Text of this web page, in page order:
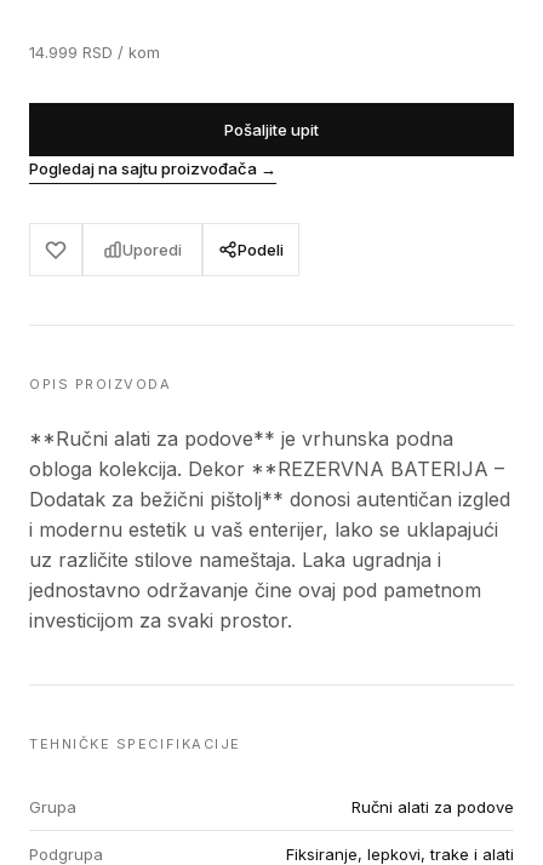
14.999 RSD / kom
Pošaljite upit
Pogledaj na sajtu proizvođača →
Uporedi Podeli
OPIS PROIZVODA
**Ručni alati za podove** je vrhunska podna
obloga kolekcija. Dekor **REZERVNA BATERIJA –
Dodatak za bežični pištolj** donosi autentičan izgled
i modernu estetik u vaš enterijer, lako se uklapajući
uz različite stilove nameštaja. Laka ugradnja i
jednostavno održavanje čine ovaj pod pametnom
investicijom za svaki prostor.
TEHNIČKE SPECIFIKACIJE
Grupa Ručni alati za podove
Podgrupa Fiksiranje, lepkovi, trake i alati